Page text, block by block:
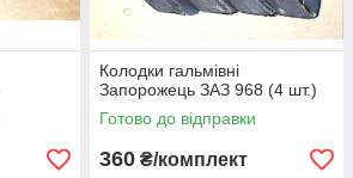
Колодки гальмівні
Запорожець ЗАЗ 968 (4 шт.)
Готово до відправки
360 ₴/комплект